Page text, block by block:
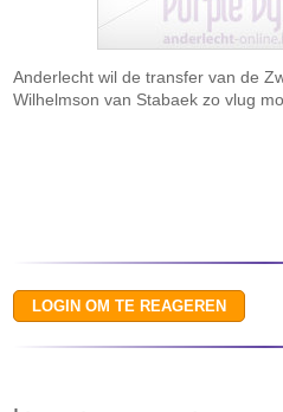
Anderlecht wil de transfer van de
Wilhelmson van Stabaek zo vlug